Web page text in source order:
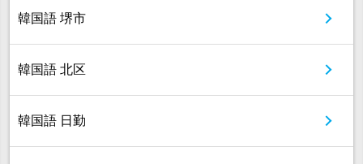
韓国語 堺市
韓国語 北区
韓国語 日勤